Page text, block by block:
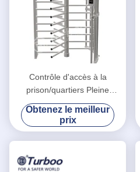
Contrôle d'accès à la
prison/quartiers Pleine
hauteur Porte tourniquet
Code QR 50Hz Entrée
Obtenez le meilleur
prix